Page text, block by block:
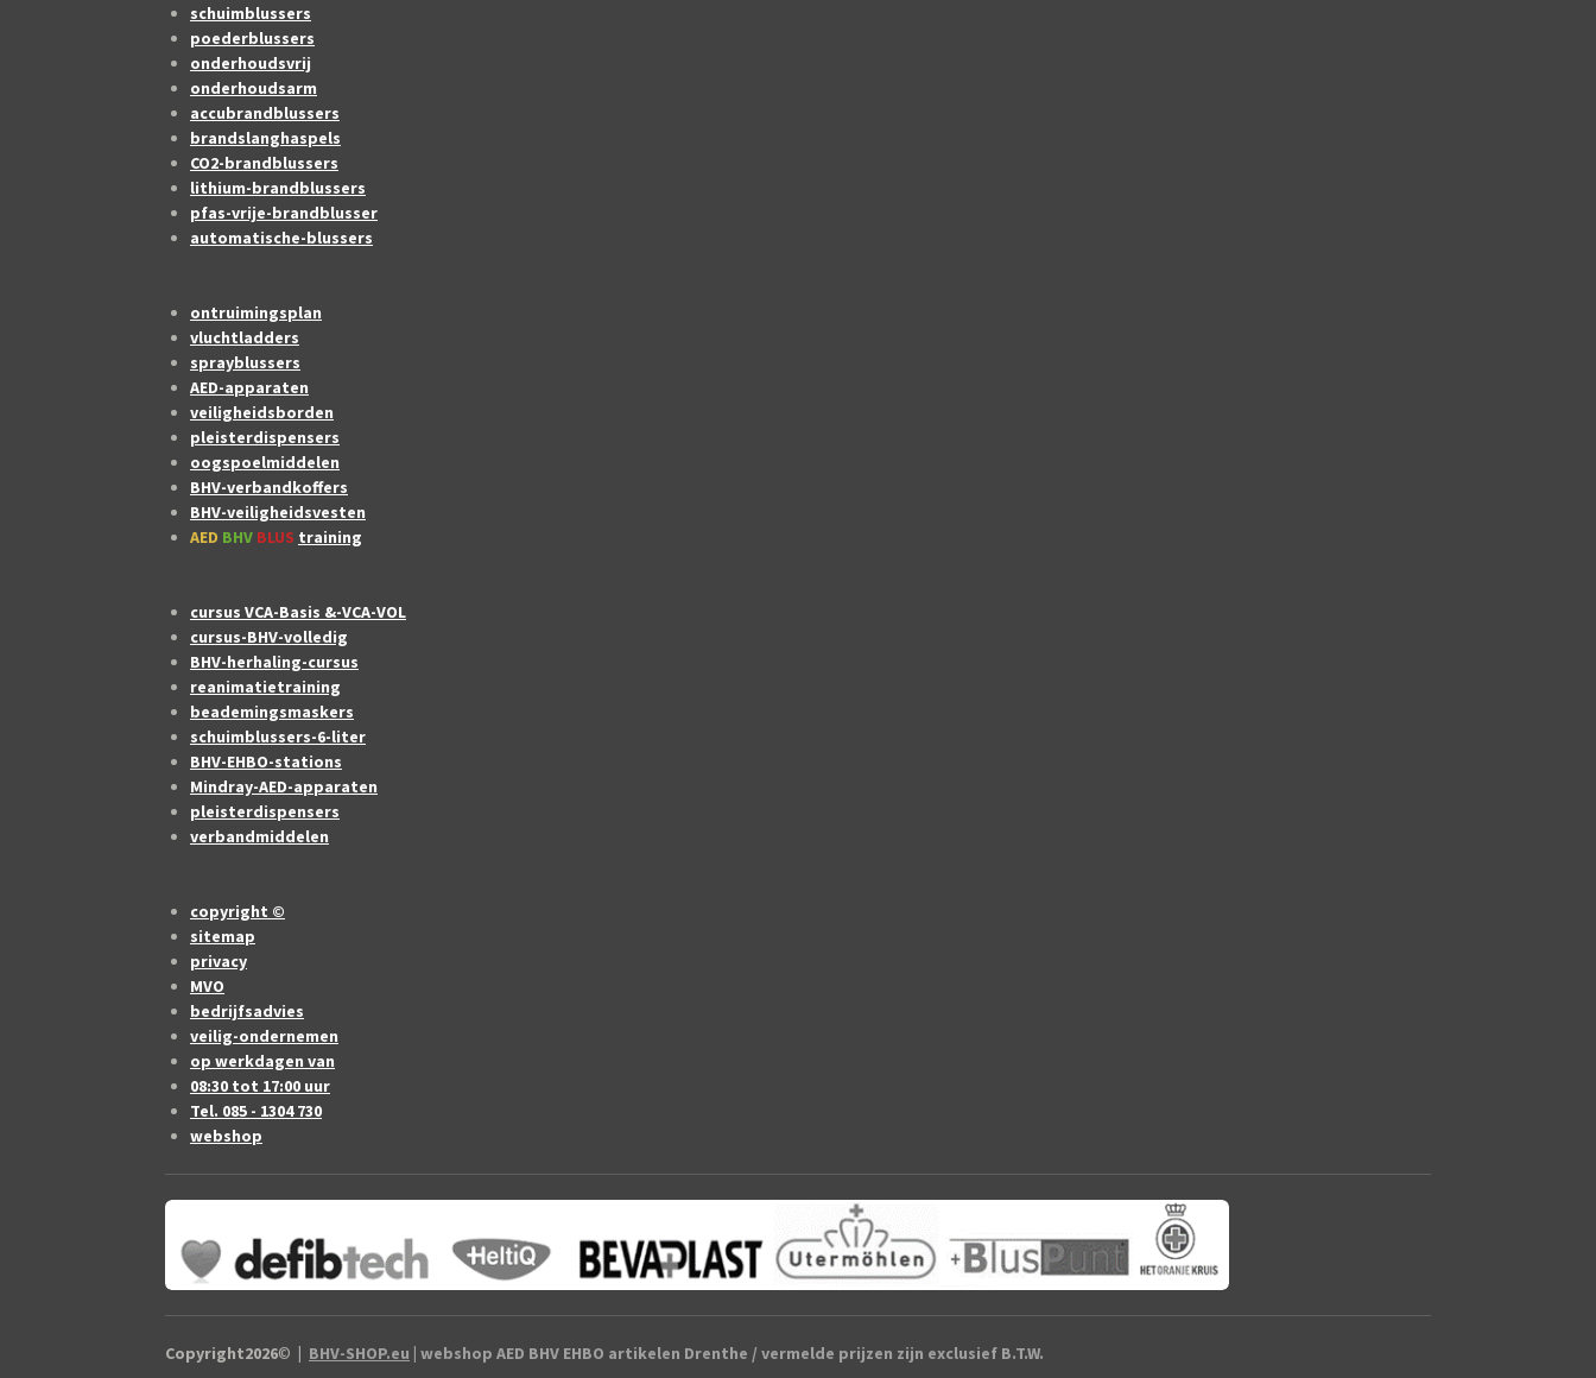
schuimblussers
poederblussers
onderhoudsvrij
onderhoudsarm
accubrandblussers
brandslanghaspels
CO2-brandblussers
lithium-brandblussers
pfas-vrije-brandblusser
automatische-blussers
ontruimingsplan
vluchtladders
sprayblussers
AED-apparaten
veiligheidsborden
pleisterdispensers
oogspoelmiddelen
BHV-verbandkoffers
BHV-veiligheidsvesten
AED BHV BLUS training
cursus VCA-Basis &-VCA-VOL
cursus-BHV-volledig
BHV-herhaling-cursus
reanimatietraining
beademingsmaskers
schuimblussers-6-liter
BHV-EHBO-stations
Mindray-AED-apparaten
pleisterdispensers
verbandmiddelen
copyright ©
sitemap
privacy
MVO
bedrijfsadvies
veilig-ondernemen
op werkdagen van
08:30 tot 17:00 uur
Tel. 085 - 1304 730
webshop
Copyright2026© | BHV-SHOP.eu | webshop AED BHV EHBO artikelen Drenthe / vermelde prijzen zijn exclusief B.T.W.